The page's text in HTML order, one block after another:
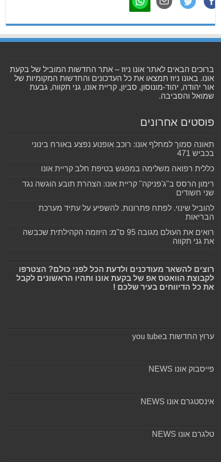
ברוכים הבאים לאתר אונו ניוז – אתר החדשות המוביל של בקעת
אונו. באונו ניוז תמצאו את כל העדכונים והחדשות המקומיות של
אור יהודה, יהוד-מונוסון, סביון, קריית אונו, גני תקווה, גבעת
שמואל והסביבה.
פוסטים אחרונים
תאונה סמוך למחלף אונו: רוכב אופנוע נפצע באורח בינוני
בכביש 471
כללית רפואה משלימה במפגש בטיפת חלב קריית אונו
רימון הרסס ב"ג'פניקה" קריית אונו: הצהרת תובע הוגשה נגד
שני חשודים
להוביל שינוי. לפתח פתרונות. להשפיע על עתיד מערכת
הבריאות
רואים את העולם מגובה 95 ס"מ: היוזמה הקהילתית שכבשה
את גני תקווה
רוצים להשאר מעודכנים ולדעת הכל לפני כולם? הצטרפו
לקבוצת הוואטס אפ של בקעת אונו ותהיו הראשונים לקבל
את כל הדיווחים בעיר שלכם !
ערוץ החדשות בyou tube
פייסבוק אונו NEWS
אינסטגרם אונו NEWS
טלגרם אונו NEWS